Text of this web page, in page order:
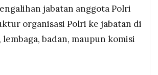
jabatan anggota Polri
organisasi Polri ke jabatan di
badan, maupun komisi